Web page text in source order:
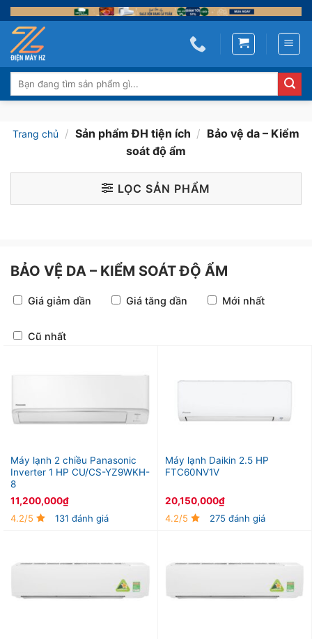
Skip
to
content
Tìm
kiếm:
Trang chủ / Sản phẩm ĐH tiện ích / Bảo vệ da – Kiểm
soát độ ẩm
LỌC SẢN PHẨM
BẢO VỆ DA – KIỂM SOÁT ĐỘ ẨM
Giá giảm dần Giá tăng dần Mới nhất
Cũ nhất
Máy lạnh 2 chiều Panasonic
Inverter 1 HP CU/CS-YZ9WKH-
8
11,200,000₫
4.2/5
131 đánh giá
Máy lạnh Daikin 2.5 HP
FTC60NV1V
20,150,000₫
4.2/5
275 đánh giá